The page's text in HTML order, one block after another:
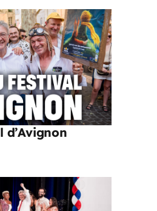
d’Avignon